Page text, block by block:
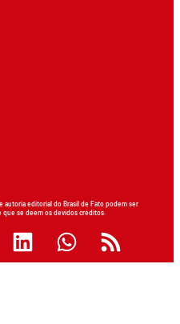
autoria editorial do Brasil de Fato podem ser
que se deem os devidos créditos.